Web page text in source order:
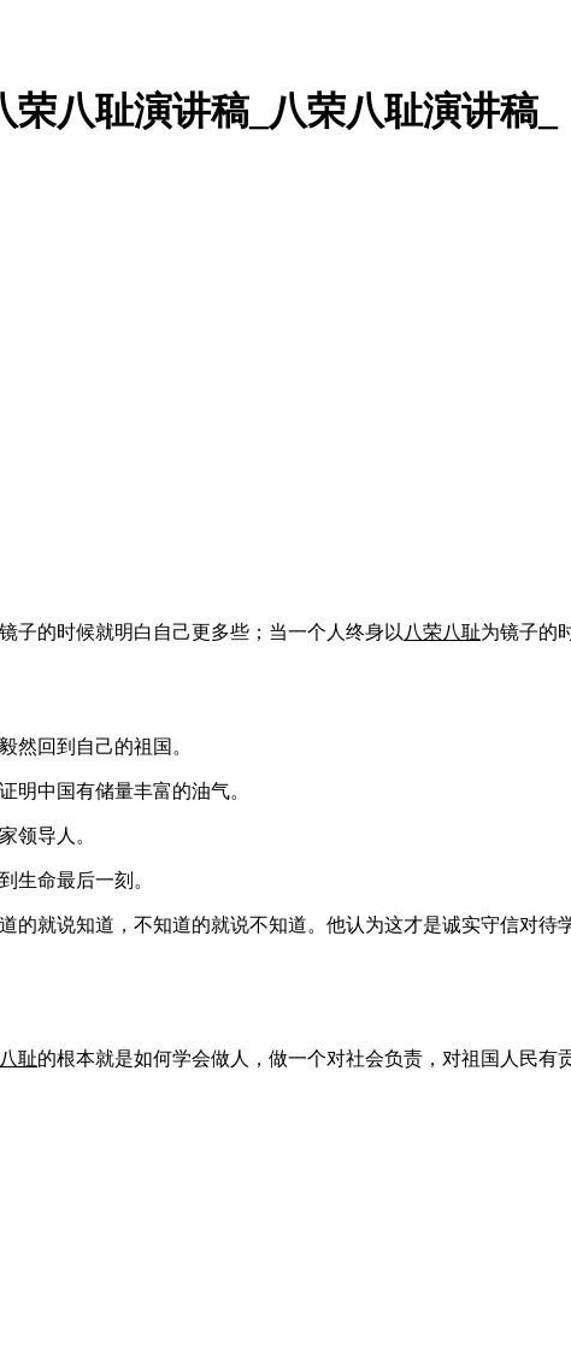
八耻演讲稿_八荣八耻演讲稿_
子的时候就明白自己更多些；当一个人终身以 八荣八耻为镜子的
然回到自己的祖国。
明中国有储量丰富的油气。
领导人。
生命最后一刻。
就说知道，不知道的就说不知道。他认为这才是诚实守信对待
耻的根本就是如何学会做人，做一个对社会负责，对祖国人民